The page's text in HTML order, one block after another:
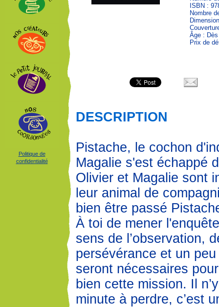
Politique de
confidentialité
ISBN :
Nombre
Âge :
Prix de
DESCRIPTION
Pistache, le cochon
Magalie s'est échappé
Olivier et Magalie sont
leur animal de
bien être passé
À toi de mener
sens de l’observation,
persévérance et un
seront nécessaires
bien cette mission. Il
minute à perdre, c’est